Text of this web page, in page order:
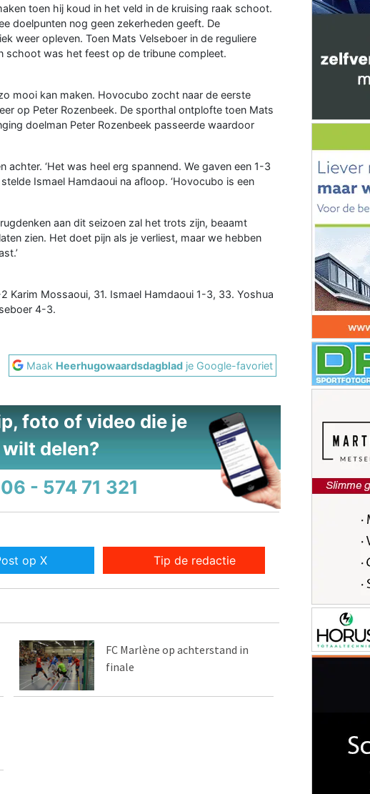
toen hij koud in het veld in de kruising raak schoot.
doelpunten nog geen zekerheden geeft. De
weer opleven. Toen Mats Velseboer in de reguliere
schoot was het feest op de tribune compleet.
mooi kan maken. Hovocubo zocht naar de eerste
op Peter Rozenbeek. De sporthal ontplofte toen Mats
doelman Peter Rozenbeek passeerde waardoor
‘Het was heel erg spannend. We gaven een 1-3
Ismael Hamdaoui na afloop. ‘Hovocubo is een
aan dit seizoen zal het trots zijn, beaamt
zien. Het doet pijn als je verliest, maar we hebben
Karim Mossaoui, 31. Ismael Hamdaoui 1-3, 33. Yoshua
4-3.
Maak Heerhugowaardsdagblad je Google-favoriet
foto of video die je
delen?
06 - 574 71 321
op X Tip de redactie
FC Marlène op achterstand in
finale